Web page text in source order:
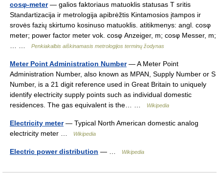
cosφ-meter— galios faktoriaus matuoklis statusas T sritis
Standartizacija ir metrologija apibrėžtis Kintamosios įtampos ir
srovės fazių skirtumo kosinuso matuoklis. atitikmenys: angl. cosφ
meter; power factor meter vok. cosφ Anzeiger, m; cosφ Messer, m;
Penkiakalbis aiškinamasis metrologijos terminų žodynas
Meter Point Administration Number— A Meter Point
Administration Number, also known as MPAN, Supply Number or S
Number, is a 21 digit reference used in Great Britain to uniquely
identify electricity supply points such as individual domestic
residences. The gas equivalent is the… …
Wikipedia
Electricity meter— Typical North American domestic analog
electricity meter …
Wikipedia
Electric power distribution — … Wikipedia